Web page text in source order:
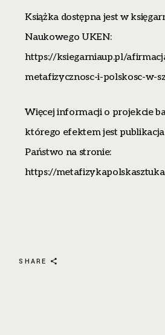
Książka dostępna jest w
Naukowego UKEN:
https://ksiegarniaup.pl/
metafizycznosc-i-polskosc-w-
Więcej informacji o projekcie
którego efektem jest publikacja
Państwo na stronie:
https://
SHARE